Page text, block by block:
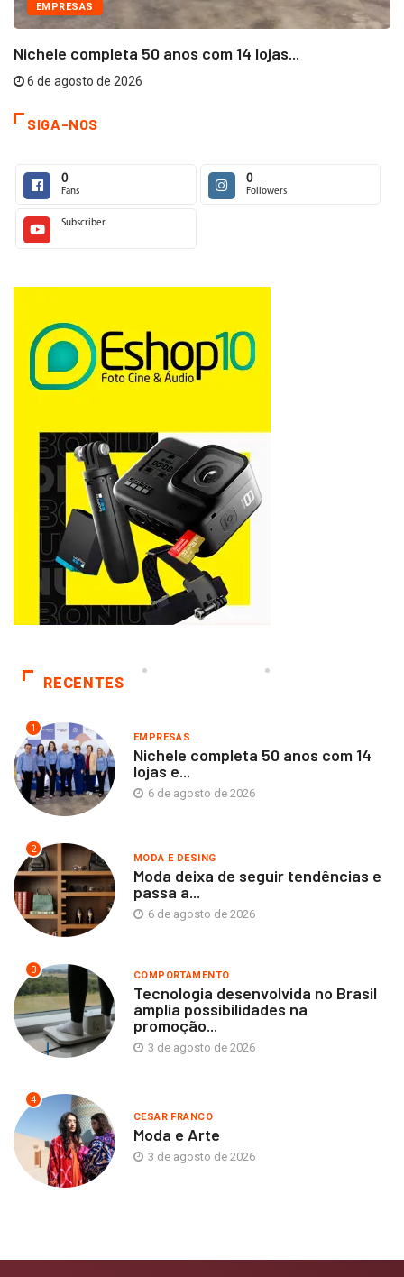
EMPRESAS
Nichele completa 50 anos com 14 lojas...
6 de agosto de 2026
SIGA-NOS
0
Fans
0
Followers
Subscriber
RECENTES
1
EMPRESAS
Nichele completa 50 anos com 14
lojas e...
6 de agosto de 2026
2
MODA E DESING
Moda deixa de seguir tendências e
passa a...
6 de agosto de 2026
3 COMPORTAMENTO
Tecnologia desenvolvida no Brasil
amplia possibilidades na
promoção...
3 de agosto de 2026
4
CESAR FRANCO
Moda e Arte
3 de agosto de 2026